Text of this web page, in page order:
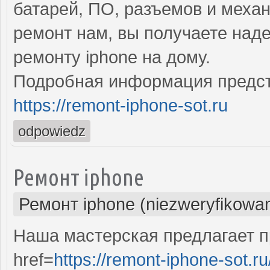
батарей, ПО, разъемов и
ремонт нам, вы получаете
ремонту iphone на дому.
Подробная информация
https://remont-iphone-sot.ru
odpowiedz
Ремонт iphone
Ремонт iphone
Наша мастерская предлагает
href=https://remont-iphone-